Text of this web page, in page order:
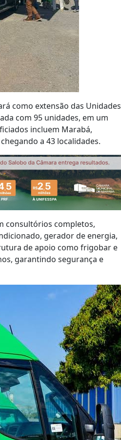
como extensão das Unidades
com 95 unidades, em um
incluem Marabá,
a 43 localidades.
consultórios completos,
gerador de energia,
de apoio como frigobar e
garantindo segurança e